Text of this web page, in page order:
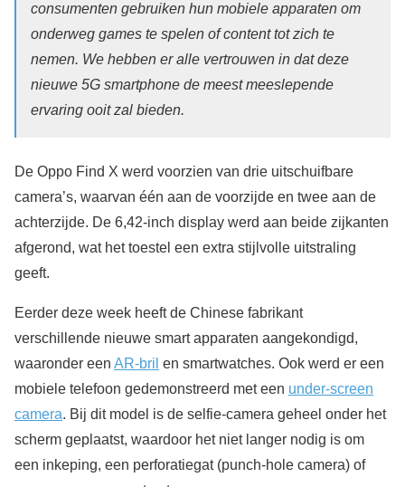
consumenten gebruiken hun mobiele apparaten om
onderweg games te spelen of content tot zich te
nemen. We hebben er alle vertrouwen in dat deze
nieuwe 5G smartphone de meest meeslepende
ervaring ooit zal bieden.
De Oppo Find X werd voorzien van drie uitschuifbare
camera’s, waarvan één aan de voorzijde en twee aan de
achterzijde. De 6,42-inch display werd aan beide zijkanten
afgerond, wat het toestel een extra stijlvolle uitstraling
geeft.
Eerder deze week heeft de Chinese fabrikant
verschillende nieuwe smart apparaten aangekondigd,
waaronder een AR-bril en smartwatches. Ook werd er een
mobiele telefoon gedemonstreerd met een under-screen
camera. Bij dit model is de selfie-camera geheel onder het
scherm geplaatst, waardoor het niet langer nodig is om
een inkeping, een perforatiegat (punch-hole camera) of